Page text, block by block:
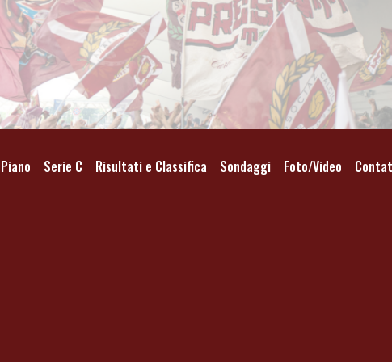
Serie C Risultati e Classifica Sondaggi Foto/Video